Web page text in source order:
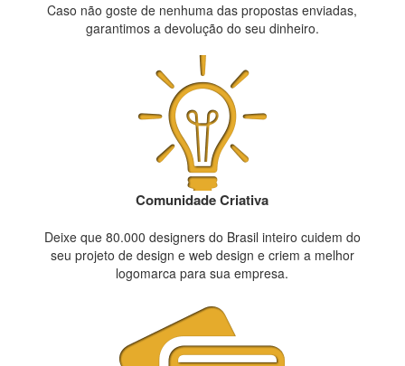
Caso não goste de nenhuma das propostas enviadas,
garantimos a devolução do seu dinheiro.
Comunidade Criativa
Deixe que 80.000 designers do Brasil inteiro cuidem do
seu projeto de design e web design e criem a melhor
logomarca para sua empresa.